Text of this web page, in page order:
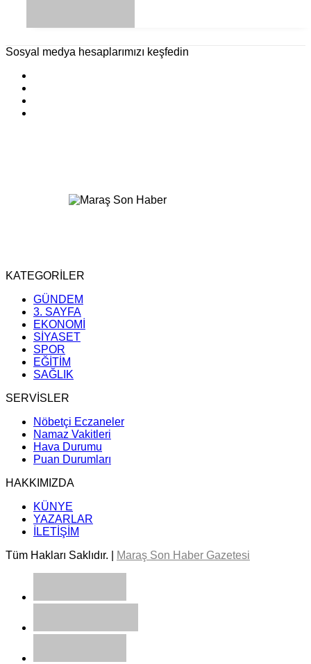
Sosyal medya hesaplarımızı keşfedin
KATEGORİLER
GÜNDEM
3. SAYFA
EKONOMİ
SİYASET
SPOR
EĞİTİM
SAĞLIK
SERVİSLER
Nöbetçi Eczaneler
Namaz Vakitleri
Hava Durumu
Puan Durumları
HAKKIMIZDA
KÜNYE
YAZARLAR
İLETİŞİM
Tüm Hakları Saklıdır. |
Maraş Son Haber Gazetesi